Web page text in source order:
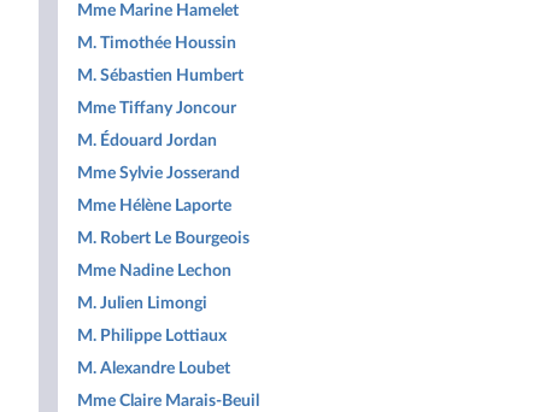
Mme Marine Hamelet
M. Timothée Houssin
M. Sébastien Humbert
Mme Tiffany Joncour
M. Édouard Jordan
Mme Sylvie Josserand
Mme Hélène Laporte
M. Robert Le Bourgeois
Mme Nadine Lechon
M. Julien Limongi
M. Philippe Lottiaux
M. Alexandre Loubet
Mme Claire Marais-Beuil